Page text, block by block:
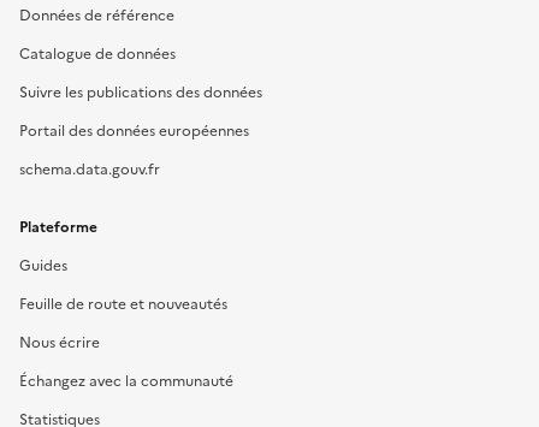
Données de référence
Catalogue de données
Suivre les publications des données
Portail des données européennes
schema.data.gouv.fr
Plateforme
Guides
Feuille de route et nouveautés
Nous écrire
Échangez avec la communauté
Statistiques